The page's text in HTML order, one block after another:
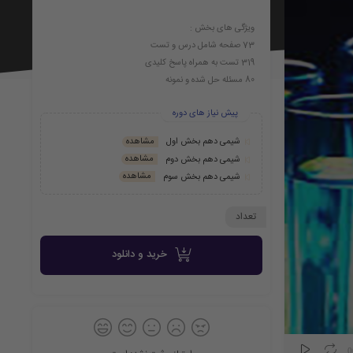
ویژگی های بخش :
73 صفحه شامل درس و تست
319 تست به همراه پاسخ کلیدی
80 مسئله حل شده و نمونه
شیمی دهم بخش اول
شیمی دهم بخش دوم
شیمی دهم بخش سوم
تعداد
خرید و دانلود